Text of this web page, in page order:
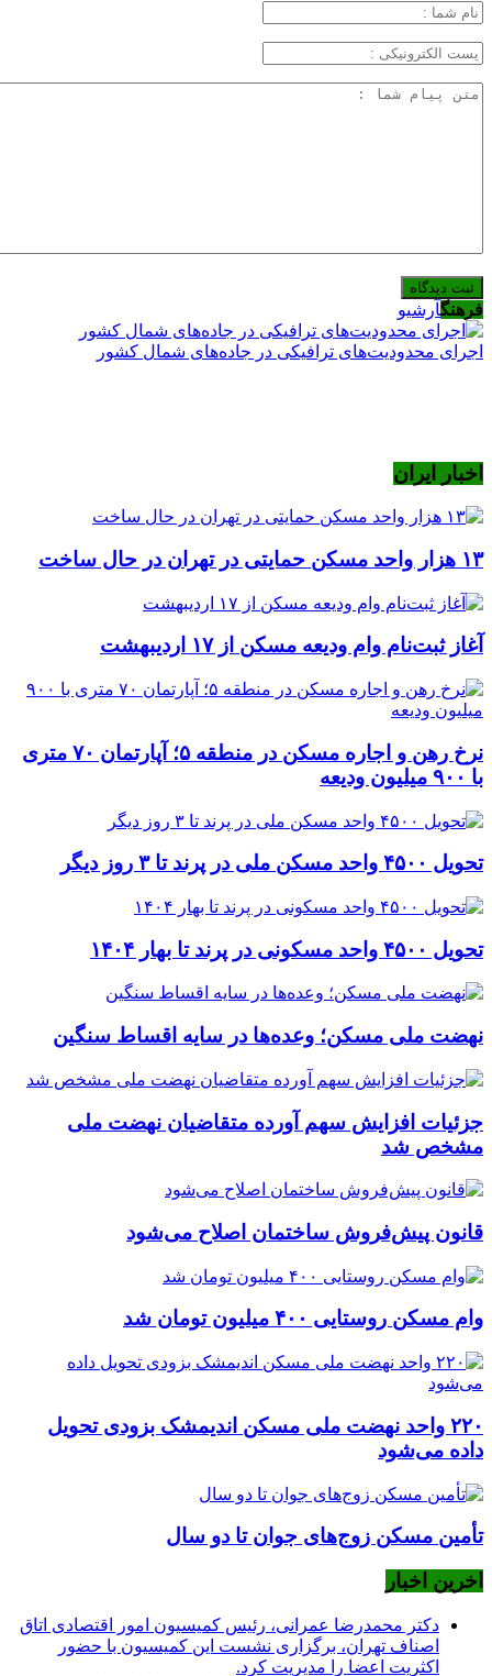
فرهنگآرشیو
اجرای محدودیت‌های ترافیکی در جاده‌های شمال کشور
اخبار ایران
۱۳ هزار واحد مسکن حمایتی در تهران در حال ساخت
آغاز ثبت‌نام وام ودیعه مسکن از ۱۷ اردیبهشت
نرخ‌ رهن و اجاره مسکن در منطقه ۵؛ آپارتمان ۷۰ متری
با ۹۰۰ میلیون ودیعه
تحویل ۴۵۰۰ واحد مسکن ملی در پرند تا ۳ روز دیگر
تحویل ۴۵۰۰ واحد مسکونی در پرند تا بهار ۱۴۰۴
نهضت ملی مسکن؛ وعده‌ها در سایه اقساط سنگین
جزئیات افزایش سهم آورده متقاضیان نهضت ملی
مشخص شد
قانون پیش‌فروش ساختمان اصلاح می‌شود
وام مسکن روستایی ۴۰۰ میلیون تومان شد
۲۲۰ واحد نهضت ملی مسکن اندیمشک بزودی تحویل
داده می‌شود
تأمین مسکن زوج‌های جوان تا دو سال
اخرین اخبار
دکتر محمدرضا عمرانی، رئیس کمیسیون امور اقتصادی اتاق
اصناف تهران، برگزاری نشست این کمیسیون با حضور
اکثریت اعضا را مدیریت کرد.